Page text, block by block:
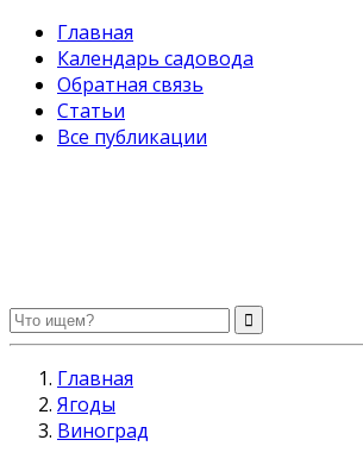
Главная
Календарь садовода
Обратная связь
Статьи
Все публикации
Огород без хлопот. Советы садоводам и
Главная
Ягоды
Виноград